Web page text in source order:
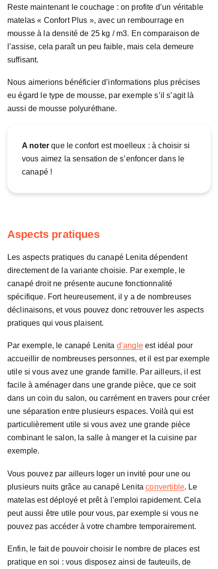
Reste maintenant le couchage : on profite d’un véritable
matelas « Confort Plus », avec un rembourrage en
mousse à la densité de 25 kg / m3. En comparaison de
l’assise, cela paraît un peu faible, mais cela demeure
suffisant.
Nous aimerions bénéficier d’informations plus précises
eu égard le type de mousse, par exemple s’il s’agit là
aussi de mousse polyuréthane.
A noterque le confort est moelleux : à choisir si
vous aimez la sensation de s’enfoncer dans le
canapé !
Aspects pratiques
Les aspects pratiques du canapé Lenita dépendent
directement de la variante choisie. Par exemple, le
canapé droit ne présente aucune fonctionnalité
spécifique. Fort heureusement, il y a de nombreuses
déclinaisons, et vous pouvez donc retrouver les aspects
pratiques qui vous plaisent.
Par exemple, le canapé Lenita d’angleest idéal pour
accueillir de nombreuses personnes, et il est par exemple
utile si vous avez une grande famille. Par ailleurs, il est
facile à aménager dans une grande pièce, que ce soit
dans un coin du salon, ou carrément en travers pour créer
une séparation entre plusieurs espaces. Voilà qui est
particulièrement utile si vous avez une grande pièce
combinant le salon, la salle à manger et la cuisine par
exemple.
Vous pouvez par ailleurs loger un invité pour une ou
plusieurs nuits grâce au canapé Lenitaconvertible. Le
matelas est déployé et prêt à l’emploi rapidement. Cela
peut aussi être utile pour vous, par exemple si vous ne
pouvez pas accéder à votre chambre temporairement.
Enfin, le fait de pouvoir choisir le nombre de places est
pratique en soi : vous disposez ainsi de fauteuils, de